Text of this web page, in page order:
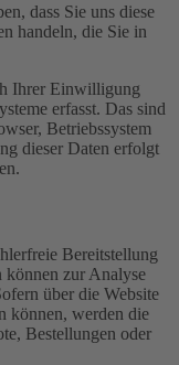
dass Sie uns diese
handeln, die Sie in
Ihrer Einwilligung
erfasst. Das sind
Betriebssystem
dieser Daten erfolgt
Bereitstellung
können zur Analyse
über die Website
können, werden die
Bestellungen oder